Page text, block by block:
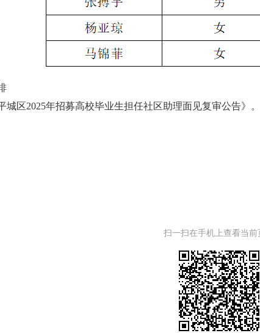
城区2025年招募高校毕业生担任社区助理面见复审公告》。
扫一扫在手机上查看当前